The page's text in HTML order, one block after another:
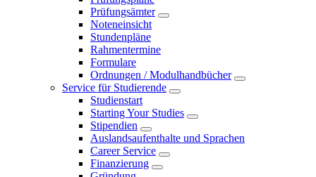
Prüfungsämter
Noteneinsicht
Stundenpläne
Rahmentermine
Formulare
Ordnungen / Modulhandbücher
Service für Studierende
Studienstart
Starting Your Studies
Stipendien
Auslandsaufenthalte und Sprachen
Career Service
Finanzierung